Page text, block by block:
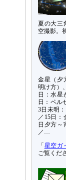
夏の大三
空撮影。
金星（夕
明け方）
日：水星
日：ペル
3日未明
／15日：
日夕方～
／…
「 星空ガ
ご覧くだ